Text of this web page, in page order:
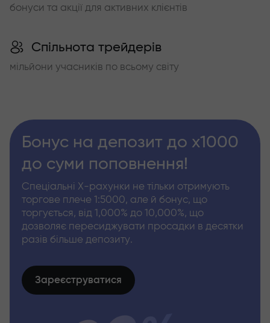
бонуси та акції для активних клієнтів
Спільнота трейдерів
мільйони учасників по всьому світу
Бонус на депозит до х1000
до суми поповнення!
Спеціальні Х-рахунки не тільки отримують
торгове плече 1:5000, але й бонус, що
торгується, від 1,000% до 10,000%, що
дозволяє пересиджувати просадки в десятки
разів більше депозиту.
Зареєструватися